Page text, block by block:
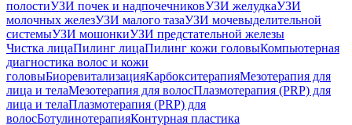
полостиУЗИ почек и надпочечниковУЗИ желудкаУЗИ
молочных железУЗИ малого тазаУЗИ мочевыделительной
системыУЗИ мошонкиУЗИ предстательной железы
Чистка лицаПилинг лицаПилинг кожи головыКомпьютерная
диагностика волос и кожи
головыБиоревитализацияКарбокситерапияМезотерапия для
лица и телаМезотерапия для волосПлазмотерапия (PRP) для
лица и телаПлазмотерапия (PRP) для
волосБотулинотерапияКонтурная пластика